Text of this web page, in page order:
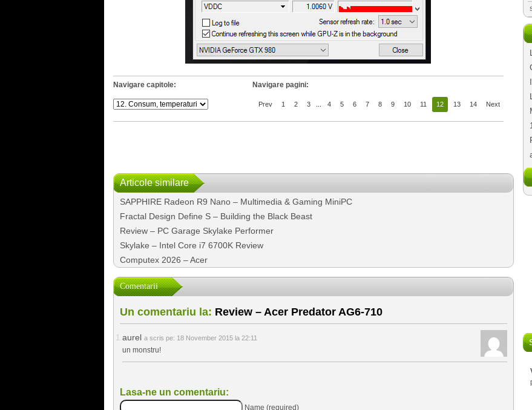
Navigare capitole: Navigare pagini:
Prev 1 2 3 4 5 6 7 8 9 10 11 12 13 14 Next
Articole similare
SAPPHIRE Radeon R9 Nano – Multimedia & Gaming MiniPC
Fractal Design Define S – Building the Black Beast
Review – PC Garage Skylake Performer
Skylake – Intel Core i7 6700K Review
Computex 2026 – Acer
Comentarii
Un comentariu la: Review – Acer Predator AG6-710
aurel a scris pe: 18 November 2015 la 22:11
un monstru!
Lasa-ne un comentariu:
Name (required)